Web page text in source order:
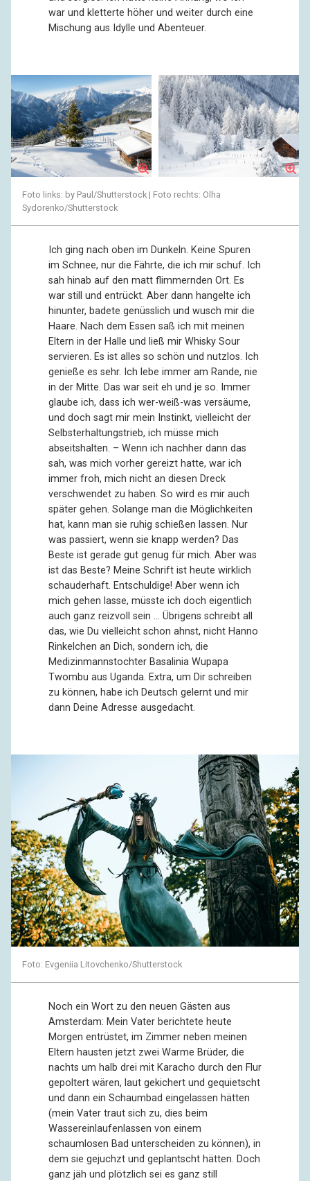
war und kletterte höher und weiter durch eine
Mischung aus Idylle und Abenteuer.
Foto links: by Paul/Shutterstock | Foto rechts: Olha
Sydorenko/Shutterstock
Ich ging nach oben im Dunkeln. Keine Spuren
im Schnee, nur die Fährte, die ich mir schuf. Ich
sah hinab auf den matt flimmernden Ort. Es
war still und entrückt. Aber dann hangelte ich
hinunter, badete genüsslich und wusch mir die
Haare. Nach dem Essen saß ich mit meinen
Eltern in der Halle und ließ mir Whisky Sour
servieren. Es ist alles so schön und nutzlos. Ich
genieße es sehr. Ich lebe immer am Rande, nie
in der Mitte. Das war seit eh und je so. Immer
glaube ich, dass ich wer-weiß-was versäume,
und doch sagt mir mein Instinkt, vielleicht der
Selbsterhaltungstrieb, ich müsse mich
abseitshalten. – Wenn ich nachher dann das
sah, was mich vorher gereizt hatte, war ich
immer froh, mich nicht an diesen Dreck
verschwendet zu haben. So wird es mir auch
später gehen. Solange man die Möglichkeiten
hat, kann man sie ruhig schießen lassen. Nur
was passiert, wenn sie knapp werden? Das
Beste ist gerade gut genug für mich. Aber was
ist das Beste? Meine Schrift ist heute wirklich
schauderhaft. Entschuldige! Aber wenn ich
mich gehen lasse, müsste ich doch eigentlich
auch ganz reizvoll sein … Übrigens schreibt all
das, wie Du vielleicht schon ahnst, nicht Hanno
Rinkelchen an Dich, sondern ich, die
Medizinmannstochter Basalinia Wupapa
Twombu aus Uganda. Extra, um Dir schreiben
zu können, habe ich Deutsch gelernt und mir
dann Deine Adresse ausgedacht.
Foto: Evgeniia Litovchenko/Shutterstock
Noch ein Wort zu den neuen Gästen aus
Amsterdam: Mein Vater berichtete heute
Morgen entrüstet, im Zimmer neben meinen
Eltern hausten jetzt zwei Warme Brüder, die
nachts um halb drei mit Karacho durch den Flur
gepoltert wären, laut gekichert und gequietscht
und dann ein Schaumbad eingelassen hätten
(mein Vater traut sich zu, dies beim
Wassereinlaufenlassen von einem
schaumlosen Bad unterscheiden zu können), in
dem sie gejuchzt und geplantscht hätten. Doch
ganz jäh und plötzlich sei es ganz still